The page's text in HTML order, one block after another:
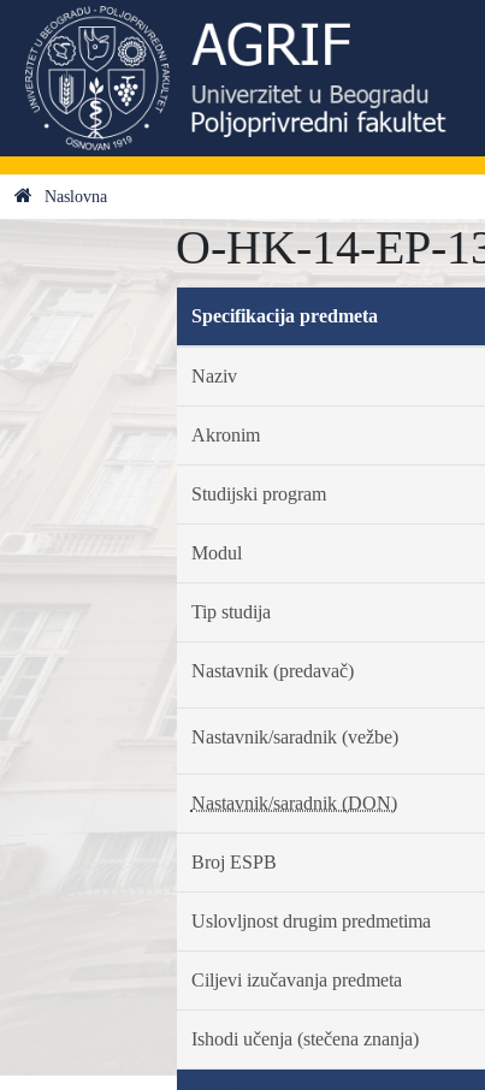
Naslovna
O-HK-14-EP-
Specifikacija predmeta
Naziv
Akronim
Studijski program
Modul
Tip studija
Nastavnik (predavač)
Nastavnik/saradnik (vežbe)
Nastavnik/saradnik (DON)
Broj ESPB
Uslovljnost drugim predmetima
Ciljevi izučavanja predmeta
Ishodi učenja (stečena znanja)